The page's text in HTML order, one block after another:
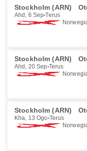
Stockholm (ARN)
Ahd, 6 Sep Terus
Stockholm (ARN)
Ahd, 20 Sep Terus
Stockholm (ARN)
Kha, 13 Ogo Terus